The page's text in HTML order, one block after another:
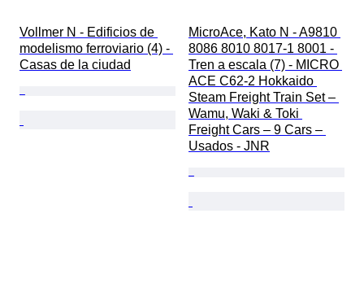
Vollmer N - Edificios de
modelismo ferroviario (4) -
Casas de la ciudad
MicroAce, Kato N - A9810
8086 8010 8017-1 8001 -
Tren a escala (7) - MICRO
ACE C62-2 Hokkaido
Steam Freight Train Set –
Wamu, Waki & Toki
Freight Cars – 9 Cars –
Usados - JNR